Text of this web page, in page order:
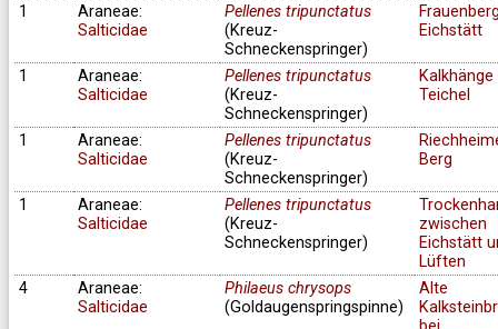
1
Araneae:
Salticidae
Pellenes tripunctatus
(Kreuz-
Schneckenspringer)
Eichstätt
1
Araneae:
Salticidae
Pellenes tripunctatus
(Kreuz-
Schneckenspringer)
Kalkhänge
Teichel
1
Araneae:
Salticidae
Pellenes tripunctatus
(Kreuz-
Schneckenspringer)
Berg
1
Araneae:
Salticidae
Pellenes tripunctatus
(Kreuz-
Schneckenspringer)
zwischen
Eichstätt
Lüften
4
Araneae:
Salticidae
Philaeus chrysops
(Goldaugenspringspinne)
Alte